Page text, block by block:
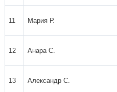
11 Мария Р.
12 Анара С.
13 Александр С.